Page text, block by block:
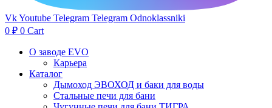
VkYoutube Telegram Telegram Odnoklassniki
0 ₽ 0 Cart
О заводе EVO
Карьера
Каталог
Дымоход ЭВОХОД и баки для воды
Стальные печи для бани